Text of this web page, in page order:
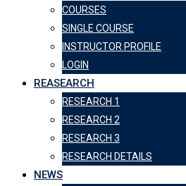
COURSES
SINGLE COURSE
INSTRUCTOR PROFILE
LOGIN
REASEARCH
RESEARCH 1
RESEARCH 2
RESEARCH 3
RESEARCH DETAILS
NEWS